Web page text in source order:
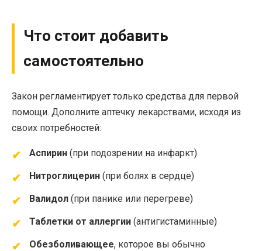
Что стоит добавить
самостоятельно
Закон регламентирует только средства для первой
помощи. Дополните аптечку лекарствами, исходя из
своих потребностей:
Аспирин (при подозрении на инфаркт)
Нитроглицерин (при болях в сердце)
Валидол (при панике или перегреве)
Таблетки от аллергии (антигистаминные)
Обезболивающее, которое вы обычно